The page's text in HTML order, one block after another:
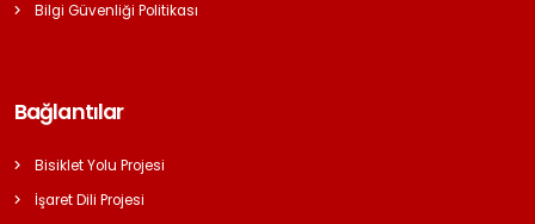
Bilgi Güvenliği Politikası
Bağlantılar
Bisiklet Yolu Projesi
İşaret Dili Projesi